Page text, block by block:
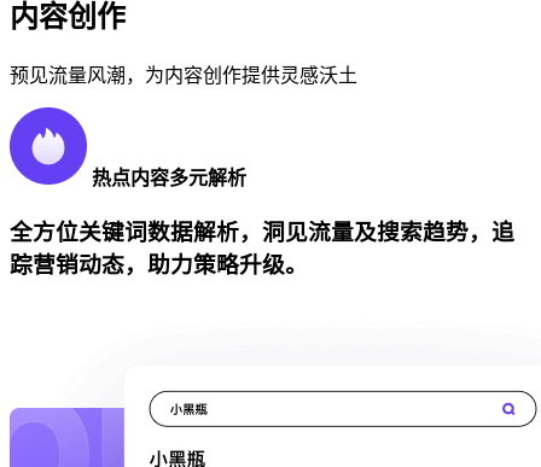
内容创作
预见流量风潮，为内容创作提供灵感沃土
热点内容多元解析
全方位关键词数据解析，洞见流量及搜索趋势，追
踪营销动态，助力策略升级。